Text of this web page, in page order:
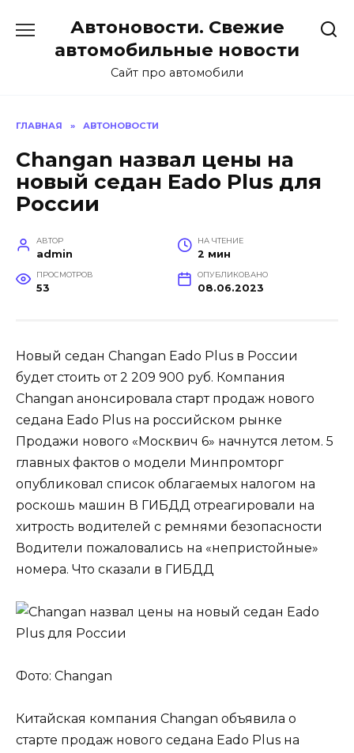
содержанию
Автоновости. Свежие
автомобильные новости
Сайт про автомобили
ГЛАВНАЯ » АВТОНОВОСТИ
Changan назвал цены на
новый седан Eado Plus для
России
АВТОР
admin
НА ЧТЕНИЕ
2 мин
ПРОСМОТРОВ
53
ОПУБЛИКОВАНО
08.06.2023
Новый седан Changan Eado Plus в России
будет стоить от 2 209 900 руб. Компания
Changan анонсировала старт продаж нового
седана Eado Plus на российском рынке
Продажи нового «Москвич 6» начнутся летом. 5
главных фактов о модели Минпромторг
опубликовал список облагаемых налогом на
роскошь машин В ГИБДД отреагировали на
хитрость водителей с ремнями безопасности
Водители пожаловались на «непристойные»
номера. Что сказали в ГИБДД
Фото: Changan
Китайская компания Changan объявила о
старте продаж нового седана Eado Plus на